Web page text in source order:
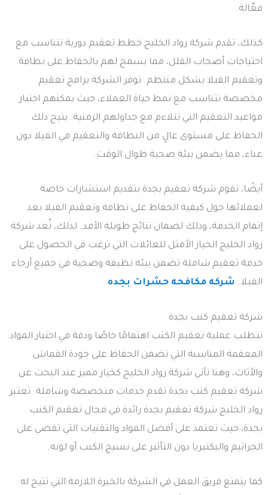
فعّالة.
كذلك، تقدم شركة رواد الخليج خطط تعقيم دورية تتناسب مع
احتياجات أصحاب الفلل، مما يسمح لهم بالحفاظ على نظافة
وتعقيم الفيلا بشكل منتظم. توفر الشركة برامج تعقيم
مخصصة تتناسب مع نمط حياة العملاء، حيث يمكنهم اختيار
مواعيد التعقيم التي تتلاءم مع جداولهم الزمنية. يتيح ذلك
الحفاظ على مستوى عالٍ من النظافة والتعقيم في الفيلا دون
عناء، مما يضمن بيئة صحية طوال الوقت.
أيضًا، تقوم شركة تعقيم بجدة بتقديم استشارات خاصة
لعملائها حول كيفية الحفاظ على نظافة وتعقيم الفيلا بعد
إتمام الخدمة، وذلك لضمان نتائج طويلة الأمد. لذلك، تُعد شركة
رواد الخليج الخيار الأمثل للعائلات التي ترغب في الحصول على
خدمة تعقيم شاملة تضمن بيئة نظيفة وصحية في جميع أرجاء
الفيلا. شركه مكافحه حشرات بجده
شركة تعقيم كنب بجدة
تتطلب عملية تعقيم الكنب اهتمامًا خاصًا ودقة في اختيار المواد
المعقمة المناسبة التي تضمن الحفاظ على جودة القماش
والأثاث، وهنا تأتي شركة رواد الخليج كخيار مميز عند البحث عن
شركة تعقيم كنب بجدة تقدم خدمات متخصصة وشاملة. تعتبر
رواد الخليج شركة تعقيم بجدة رائدة في مجال تعقيم الكنب
بجدة، حيث تعتمد على أفضل المواد والتقنيات التي تقضي على
الجراثيم والبكتيريا دون التأثير على نسيج الكنب أو لونه.
كما يتمتع فريق العمل في الشركة بالخبرة اللازمة التي تتيح له